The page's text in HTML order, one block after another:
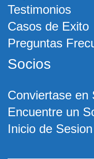
Testimonios
Casos de Exito
Preguntas
Socios
Conviertase en
Encuentre un
Inicio de